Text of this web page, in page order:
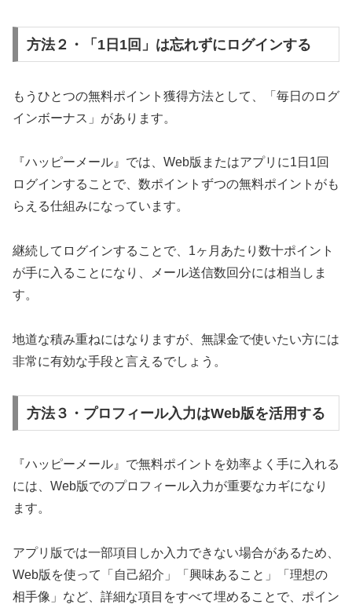
方法２・「1日1回」は忘れずにログインする
もうひとつの無料ポイント獲得方法として、「毎日のログ
インボーナス」があります。
『ハッピーメール』では、Web版またはアプリに1日1回
ログインすることで、数ポイントずつの無料ポイントがも
らえる仕組みになっています。
継続してログインすることで、1ヶ月あたり数十ポイント
が手に入ることになり、メール送信数回分には相当しま
す。
地道な積み重ねにはなりますが、無課金で使いたい方には
非常に有効な手段と言えるでしょう。
方法３・プロフィール入力はWeb版を活用する
『ハッピーメール』で無料ポイントを効率よく手に入れる
には、Web版でのプロフィール入力が重要なカギになり
ます。
アプリ版では一部項目しか入力できない場合があるため、
Web版を使って「自己紹介」「興味あること」「理想の
相手像」など、詳細な項目をすべて埋めることで、ポイン